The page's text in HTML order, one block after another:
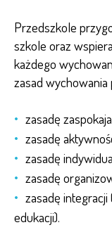
Przedszkole
szkole oraz
każdego
zasad
zasadę
zasadę
zasadę
zasadę
zasadę
edukacji).